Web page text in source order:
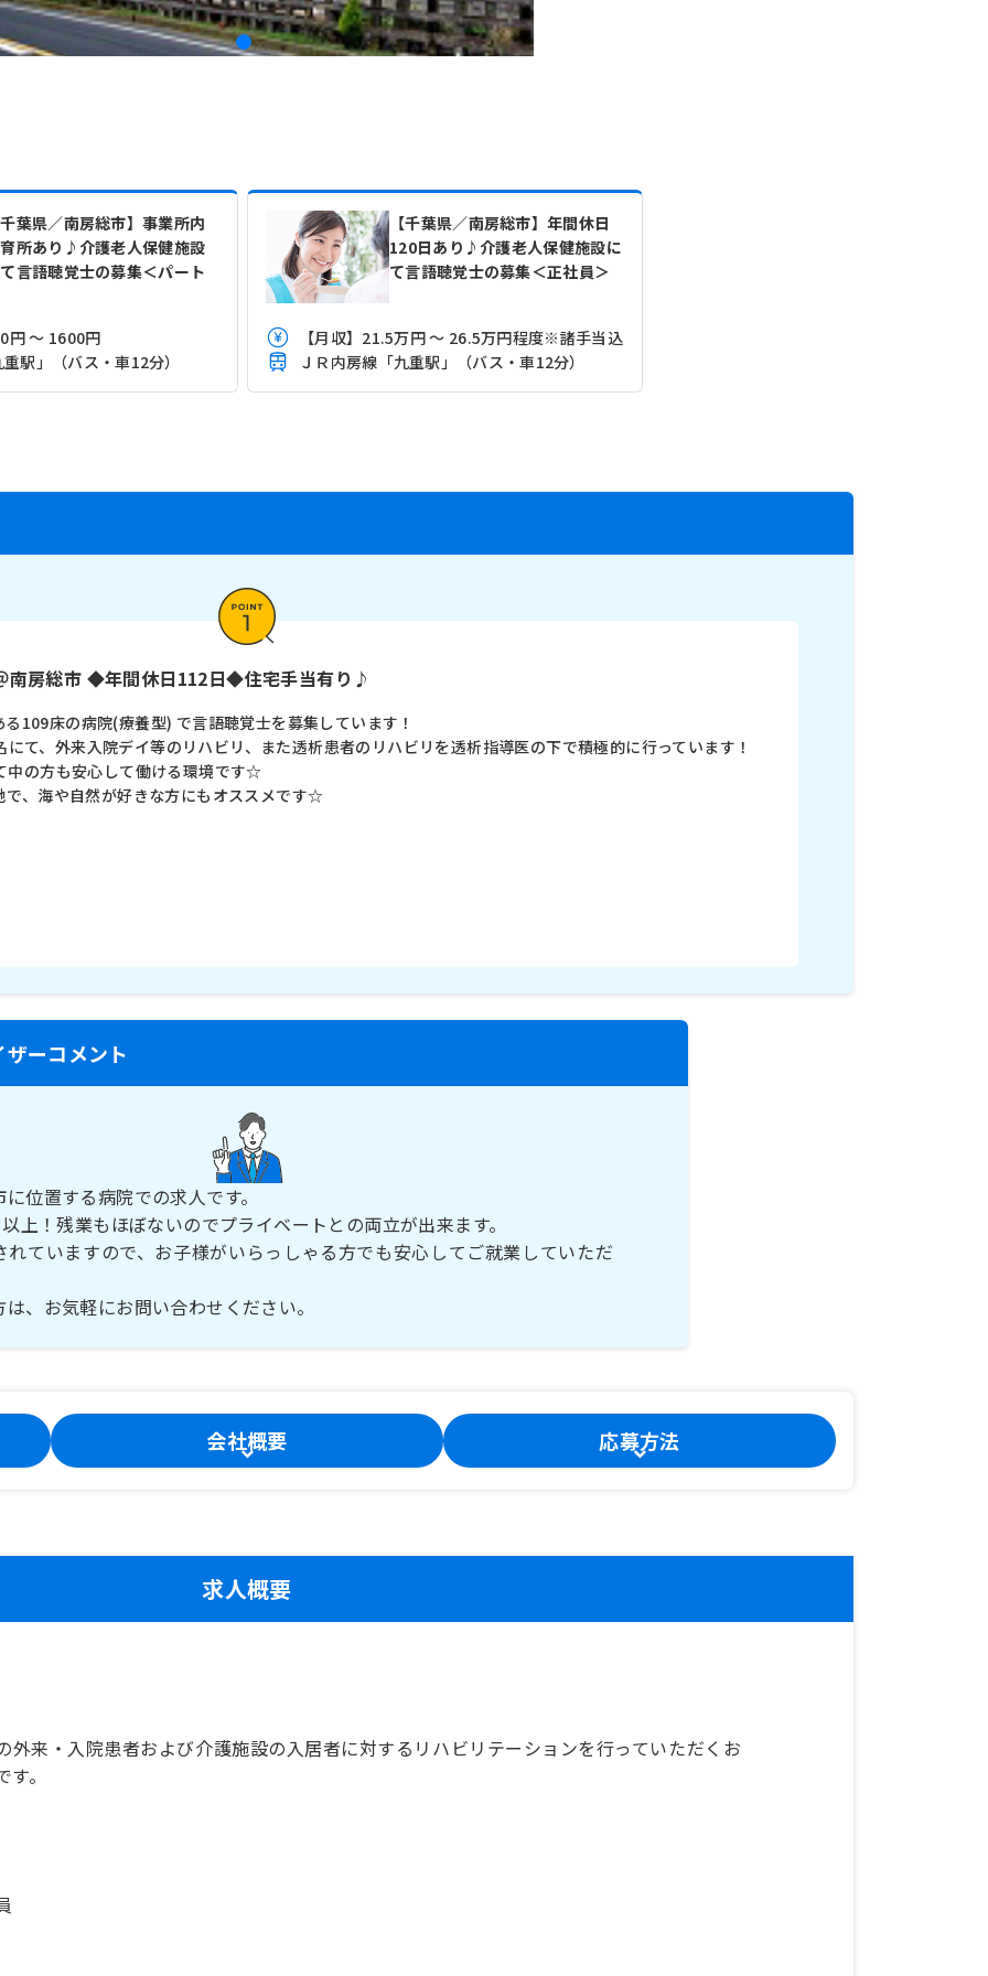
葉県／南房総市】事業所内
所あり♪介護老人保健施設
言語聴覚士の募集＜パート
円 ～ 1600円
駅」（バス・車12分）
【千葉県／南房総市】年間休日
120日あり♪介護老人保健施設に
て言語聴覚士の募集＜正社員＞
【月収】21.5万円 ～ 26.5万円程度※諸手当込
ＪＲ内房線「九重駅」（バス・車12分）
南房総市 ◆年間休日112日◆住宅手当有り♪
109床の病院(療養型) で言語聴覚士を募集しています！
て、外来入院デイ等のリハビリ、また透析患者のリハビリを透析指導医の下で積極的に行っています！
中の方も安心して働ける環境です☆
、海や自然が好きな方にもオススメです☆
ーコメント
位置する病院での求人です。
上！残業もほぼないのでプライベートとの両立が出来ます。
れていますので、お子様がいらっしゃる方でも安心してご就業していただ
、お気軽にお問い合わせください。
会社概要 応募方法
求人概要
外来・入院患者および介護施設の入居者に対するリハビリテーションを行っていただくお
。